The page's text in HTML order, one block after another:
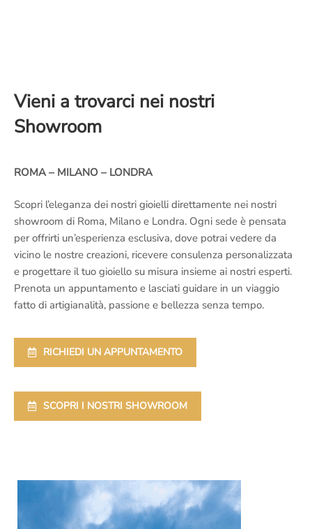
Vieni a trovarci nei nostri
Showroom
ROMA – MILANO – LONDRA
Scopri l’eleganza dei nostri gioielli direttamente nei nostri
showroom di Roma, Milano e Londra. Ogni sede è pensata
per offrirti un’esperienza esclusiva, dove potrai vedere da
vicino le nostre creazioni, ricevere consulenza personalizzata
e progettare il tuo gioiello su misura insieme ai nostri esperti.
Prenota un appuntamento e lasciati guidare in un viaggio
fatto di artigianalità, passione e bellezza senza tempo.
RICHIEDI UN APPUNTAMENTO
SCOPRI I NOSTRI SHOWROOM